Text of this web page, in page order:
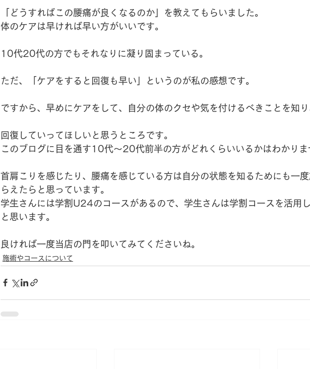
「どうすればこの腰痛が良くなるのか」を教えてもらいました。
体のケアは早ければ早い方がいいです。
10代20代の方でもそれなりに凝り固まっている。
ただ、「ケアをすると回復も早い」というのが私の感想です。
ですから、早めにケアをして、自分の体のクセや気を付けるべきことを知
回復していってほしいと思うところです。
このブログに目を通す10代～20代前半の方がどれくらいいるかはわかりま
首肩こりを感じたり、腰痛を感じている方は自分の状態を知るためにも一
らえたらと思っています。
学生さんには学割U24のコースがあるので、学生さんは学割コースを活用
と思います。
良ければ一度当店の門を叩いてみてくださいね。
施術やコースについて